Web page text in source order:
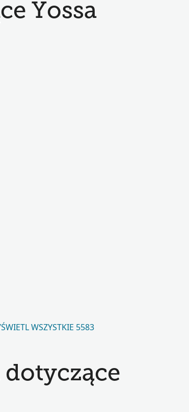
Yossa
WSZYSTKIE 5583